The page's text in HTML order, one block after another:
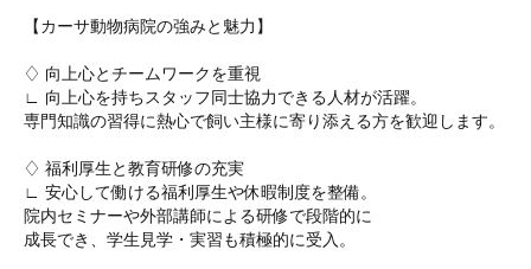
【カーサ動物病院の強みと魅力】
♢ 向上心とチームワークを重視
∟ 向上心を持ちスタッフ同士協力できる人材が活躍。
専門知識の習得に熱心で飼い主様に寄り添える方を歓迎します。
♢ 福利厚生と教育研修の充実
∟ 安心して働ける福利厚生や休暇制度を整備。
院内セミナーや外部講師による研修で段階的に
成長でき、学生見学・実習も積極的に受入。